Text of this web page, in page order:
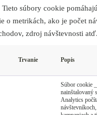
Tieto súbory cookie
o metrikách, ako je počet
zdroj návštevnosti atď.
Trvanie Popis
Súbor cookie
nainštalovaný
Analytics